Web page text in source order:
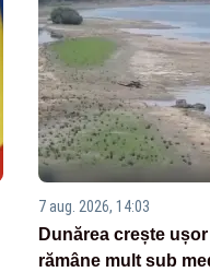
7 aug. 2026, 14:03
Dunărea crește
rămâne mult sub